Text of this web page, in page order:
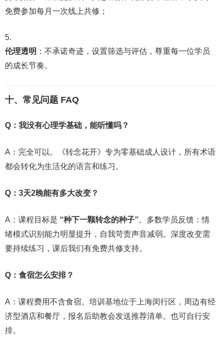
免费参加每月一次线上共修；
伦理透明 ：不承诺奇迹，设置筛选与评估，尊重每一位学员
的成长节奏。
十、常见问题 FAQ
Q：我没有心理学基础，能听懂吗？
A：完全可以。《转念花开》专为零基础成人设计，所有术语
都会转化为生活化的语言和练习。
Q：3天2晚能有多大改变？
A：课程目标是 “种下一颗转念的种子”。多数学员反馈：情
绪模式识别能力明显提升，自我苛责声音减弱。深度改变需
要持续练习，课后我们有免费共修支持。
Q：食宿怎么安排？
A：课程费用不含食宿。培训基地位于上海闵行区，周边有经
济型酒店和餐厅，报名后助教会发送推荐清单。也可自行安
排。